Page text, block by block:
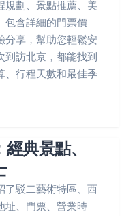
規劃、景點推薦、美
包含詳細的門票價
分享，幫助您輕鬆安
到訪北京，都能找到
、行程天數和最佳季
典景點、
了駁二藝術特區、西
址、門票、營業時